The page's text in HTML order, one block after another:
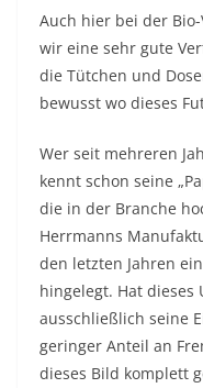
Auch hier bei der
wir eine sehr gute
die Tütchen und
bewusst wo dieses
Wer seit mehreren
kennt schon seine
die in der Branche
Herrmanns
den letzten Jahren
hingelegt. Hat dieses
ausschließlich seine
geringer Anteil an
dieses Bild komplett